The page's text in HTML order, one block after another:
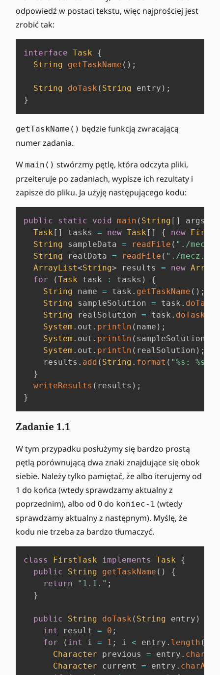
odpowiedź w postaci tekstu, więc najprościej jest
zrobić tak:
interface Task
{
String
getTaskName ( ) ;
String doTask ( String entry ) ;
}
getTaskName() będzie funkcją zwracającą
numer zadania.
W main() stwórzmy pętlę, która odczyta pliki,
przeiteruje po zadaniach, wypisze ich rezultaty i
zapisze do pliku. Ja użyję następującego kodu:
public static void main ( String [ ] args
Task [ ] tasks = new Task [ ] { new
String sampleData = readFile ( "./
String realData = readFile ( "./
ArrayList<String> results = new
for
(Task task : tasks )
{
String name = task . getTaskName ( ) ;
String sampleSolution = task . doTask
String realSolution = task . doTask
System . out . println ( name ) ;
System . out . println ( sampleSolution
System . out . println ( realSolution ) ;
    results
. add ( String . format ( "%s: %s"
}
writeResults ( results ) ;
}
Zadanie 1.1
W tym przypadku posłużymy się bardzo prostą
pętlą porównującą dwa znaki znajdujące się obok
siebie. Należy tylko pamiętać, że albo iterujemy od
1 do końca (wtedy sprawdzamy aktualny z
poprzednim), albo od 0 do koniec-1 (wtedy
sprawdzamy aktualny z następnym). Myślę, że
kodu nie trzeba za bardzo tłumaczyć.
class FirstTask implements Task
{
public
String getTaskName ( )
{
return
"1.1." ;
}
public String doTask ( String entry )
int
result = 0 ;
for
( int i = 1 ; i < entry . length (
Character previous = entry . charAt
Character current = entry . charAt